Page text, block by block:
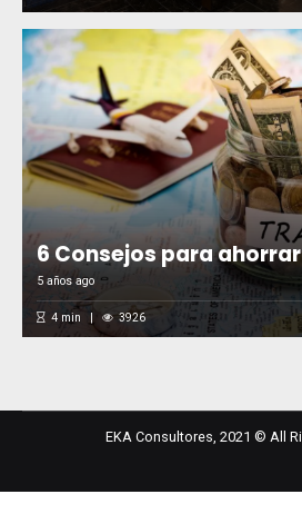
6 Consejos para
5 años ago
4min 3926
EKA Consultores, 2021 © All